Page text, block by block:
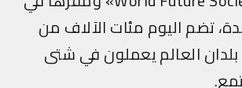
تضم اليوم مئات الآلاف من
العالم يعملون في شتى